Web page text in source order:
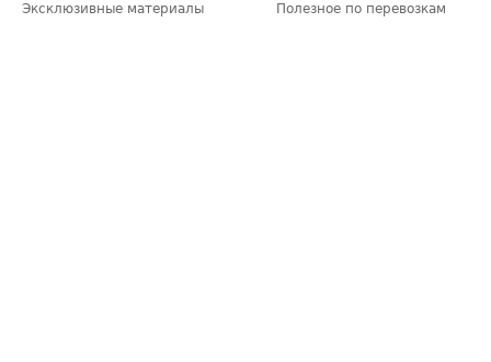
Эксклюзивные материалы
Полезное по перевозкам